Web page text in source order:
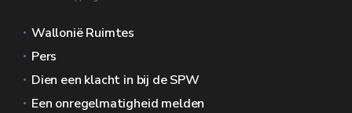
Wallonië Ruimtes
Pers
Dien een klacht in bij de SPW
Een onregelmatigheid melden